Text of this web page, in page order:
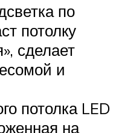
по
потолку
сделает
и
потолка LED
на